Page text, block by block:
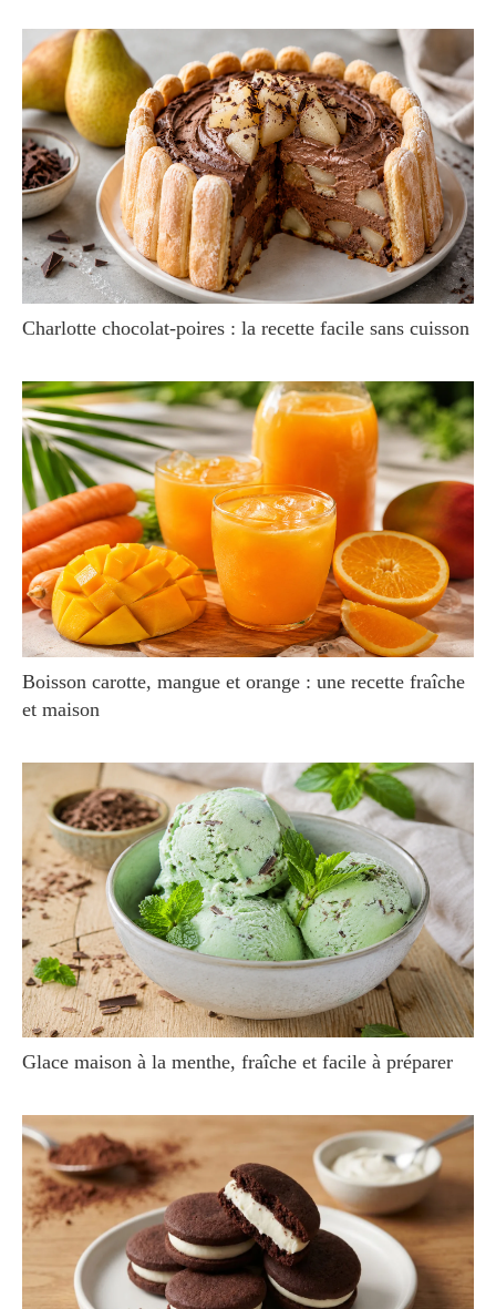
Charlotte chocolat-poires : la recette facile sans cuisson
Boisson carotte, mangue et orange : une recette fraîche
et maison
Glace maison à la menthe, fraîche et facile à préparer